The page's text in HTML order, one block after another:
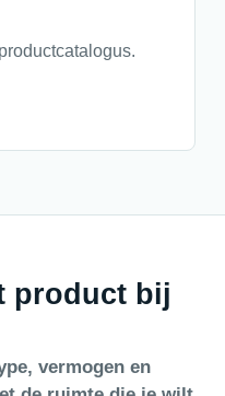
product bij
vermogen en